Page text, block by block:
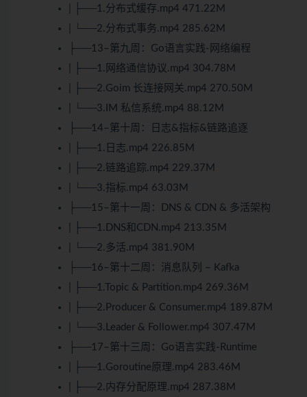
| ├──1.分布式缓存.mp4 471.22M
| └──2.分布式事务.mp4 285.62M
├──13–第九周：Go语言实践-网络编程
| ├──1.网络通信协议.mp4 304.78M
| ├──2.Goim 长连接网关.mp4 270.50M
| └──3.IM 私信系统.mp4 88.12M
├──14–第十周：日志&指标&链路追逐
| ├──1.日志.mp4 226.85M
| ├──2.链路追踪.mp4 229.37M
| └──3.指标.mp4 63.03M
├──15–第十一周：DNS & CDN & 多活架构
| ├──1.DNS和CDN.mp4 213.35M
| └──2.多活.mp4 381.90M
├──16–第十二周：消息队列 – Kafka
| ├──1.Topic & Partition.mp4 269.36M
| ├──2.Producer & Consumer.mp4 189.87M
| └──3.Leader & Follower.mp4 307.47M
├──17–第十三周：Go语言实践-Runtime
| ├──1.Goroutine原理.mp4 283.46M
| ├──2.内存分配原理.mp4 287.38M